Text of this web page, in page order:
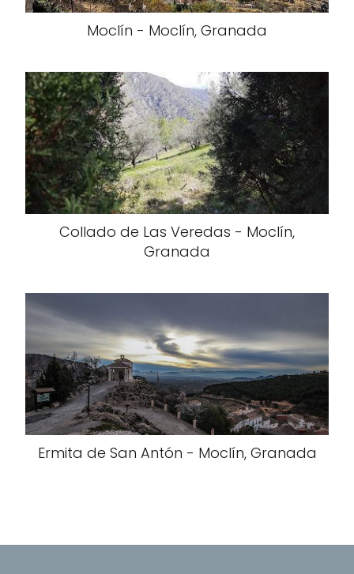
Moclín - Moclín, Granada
Collado de Las Veredas - Moclín,
Granada
Ermita de San Antón - Moclín, Granada